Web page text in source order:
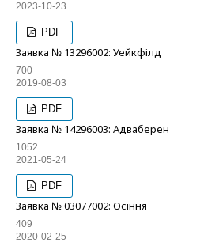
2023-10-23
PDF
Заявка № 13296002: Уейкфілд
700
2019-08-03
PDF
Заявка № 14296003: Адваберен
1052
2021-05-24
PDF
Заявка № 03077002: Осіння
409
2020-02-25